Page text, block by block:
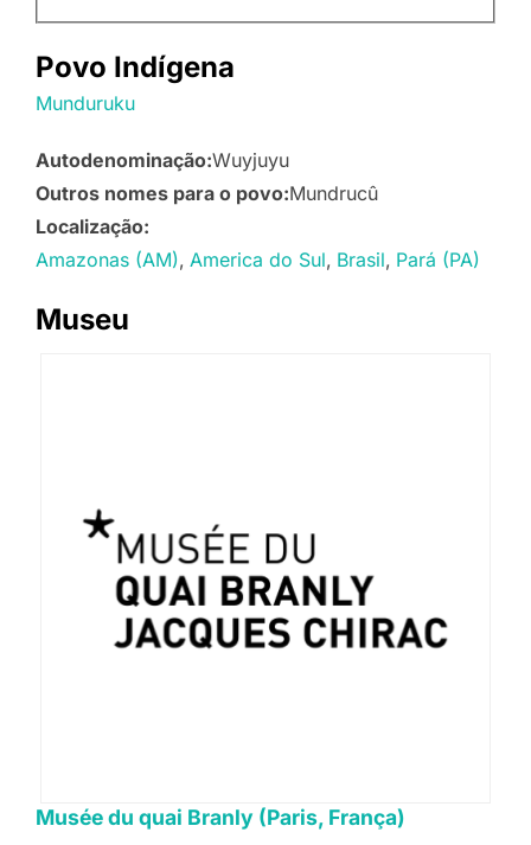
Povo Indígena
Munduruku
Autodenominação:Wuyjuyu
Outros nomes para o povo:Mundrucû
Localização:
Amazonas (AM) America do Sul Brasil Pará (PA)
Museu
Musée du quai Branly (Paris, França)